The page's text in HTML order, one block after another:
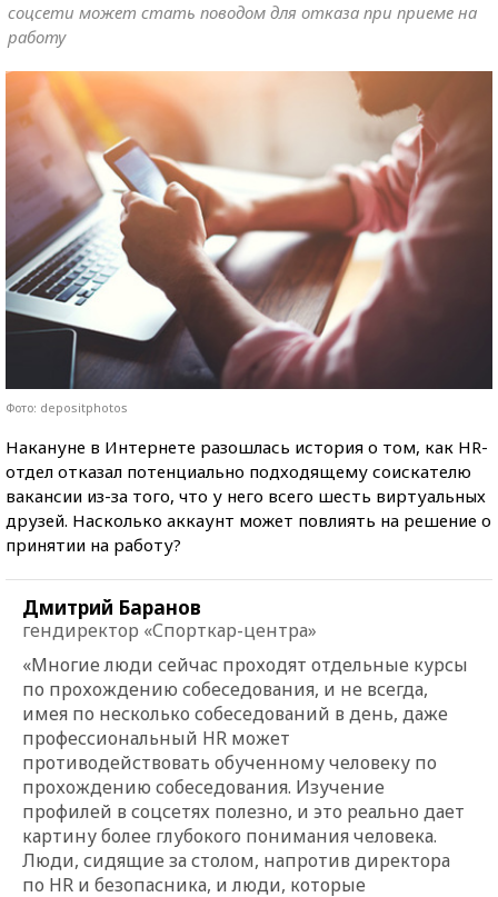
соцсети может стать поводом для отказа при приеме на
работу
Фото: depositphotos
Накануне в Интернете разошлась история о том, как HR-
отдел отказал потенциально подходящему соискателю
вакансии из-за того, что у него всего шесть виртуальных
друзей. Насколько аккаунт может повлиять на решение о
принятии на работу?
Дмитрий Баранов
гендиректор «Спорткар-центра»
«Многие люди сейчас проходят отдельные курсы
по прохождению собеседования, и не всегда,
имея по несколько собеседований в день, даже
профессиональный HR может
противодействовать обученному человеку по
прохождению собеседования. Изучение
профилей в соцсетях полезно, и это реально дает
картину более глубокого понимания человека.
Люди, сидящие за столом, напротив директора
по HR и безопасника, и люди, которые